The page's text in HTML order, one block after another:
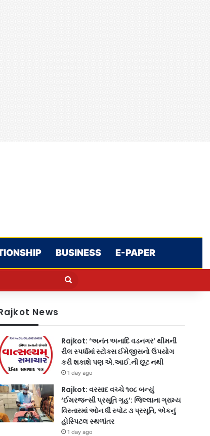
BUSINESS E-PAPER
Search
News
Rajkot: ‘અનંત અનાદિ વડનગર’ થીમની
રીલ સ્પર્ધામાં સ્ટોક્સ ઈમેજીસનો ઉપયોગ
કરી શકાશે પણ એ.આઈ.ની છૂટ નથી
1 day ago
Rajkot: વરસાદ વચ્ચે ૧૦૮ બન્યું
‘ઈમરજન્સી પ્રસૂતિ ગૃહ’: જિલ્લાના ગ્રામ્ય
વિસ્તારમાં ઓન ધી સ્પોટ ૩ પ્રસૂતિ, એકનું
હોસ્પિટલ સ્થળાંતર
1 day ago